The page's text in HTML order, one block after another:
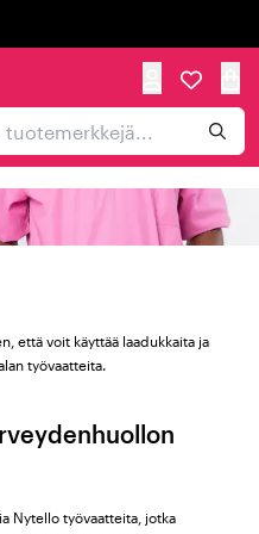
että voit käyttää laadukkaita ja
työvaatteita.
Nytello työvaatteita, jotka